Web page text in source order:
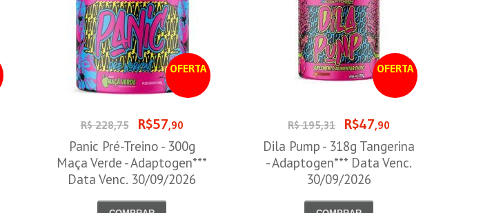
OFERTA
R$ 228,75 R$57,90
Panic Pré-Treino - 300g
Maça Verde - Adaptogen***
Data Venc. 30/09/2026
OFERTA
R$ 195,31 R$47,90
Dila Pump - 318g Tangerina
- Adaptogen*** Data Venc.
30/09/2026